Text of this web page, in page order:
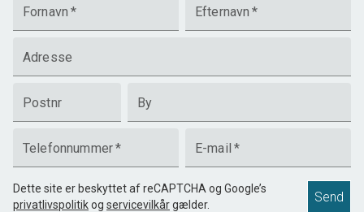
Fornavn * Efternavn *
Adresse
Postnr By
Telefonnummer* E-mail *
Dette site er beskyttet af reCAPTCHA og Google’s
privatlivspolitikog servicevilkårgælder. Send